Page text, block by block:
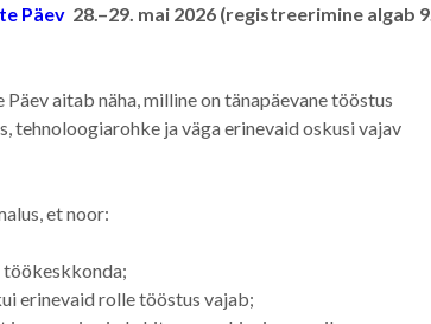
Päev 28.–29. mai 2026 (registreerimine algab 9.
Päev aitab näha, milline on tänapäevane tööstus
tehnoloogiarohke ja väga erinevaid oskusi vajav
et noor:
töökeskkonda;
erinevaid rolle tööstus vajab;